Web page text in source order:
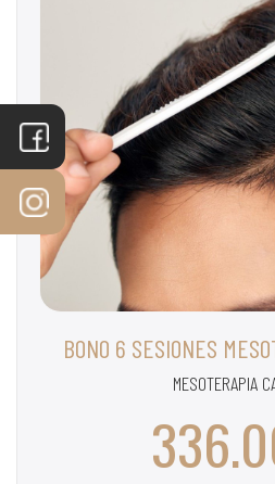
BONO 6 SESIONES
MESOTERAPIA